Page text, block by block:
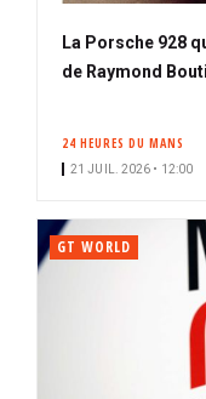
La Porsche 928
de Raymond
24 HEURES DU MANS
21 JUIL. 2026 • 12:00
GT WORLD